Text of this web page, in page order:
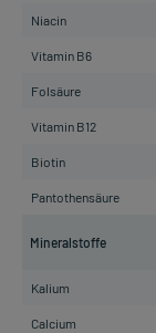
Niacin
Vitamin B6
Folsäure
Vitamin B12
Biotin
Pantothensäure
Mineralstoffe
Kalium
Calcium